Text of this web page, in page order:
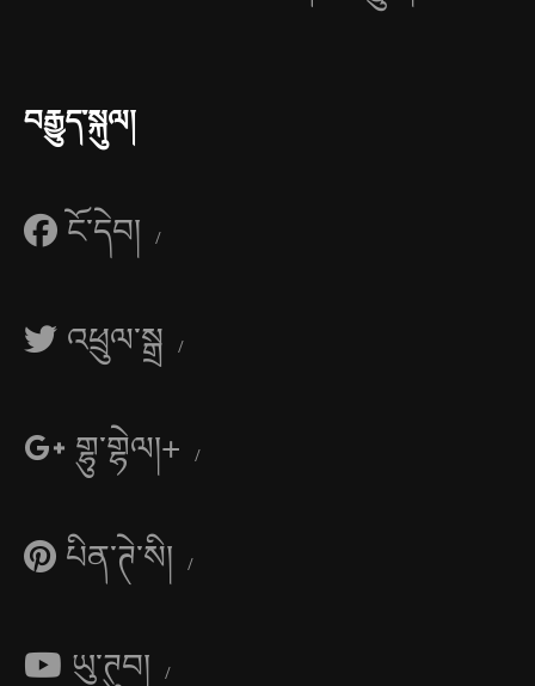
བརྒྱུད་སྐུལ།
ངོ་དེབ།
འཕྲུལ་སྒྲ
གྷུ་གྷེལ།+
པིན་ཊེ་སི།
ཡུ་ཊུབ།